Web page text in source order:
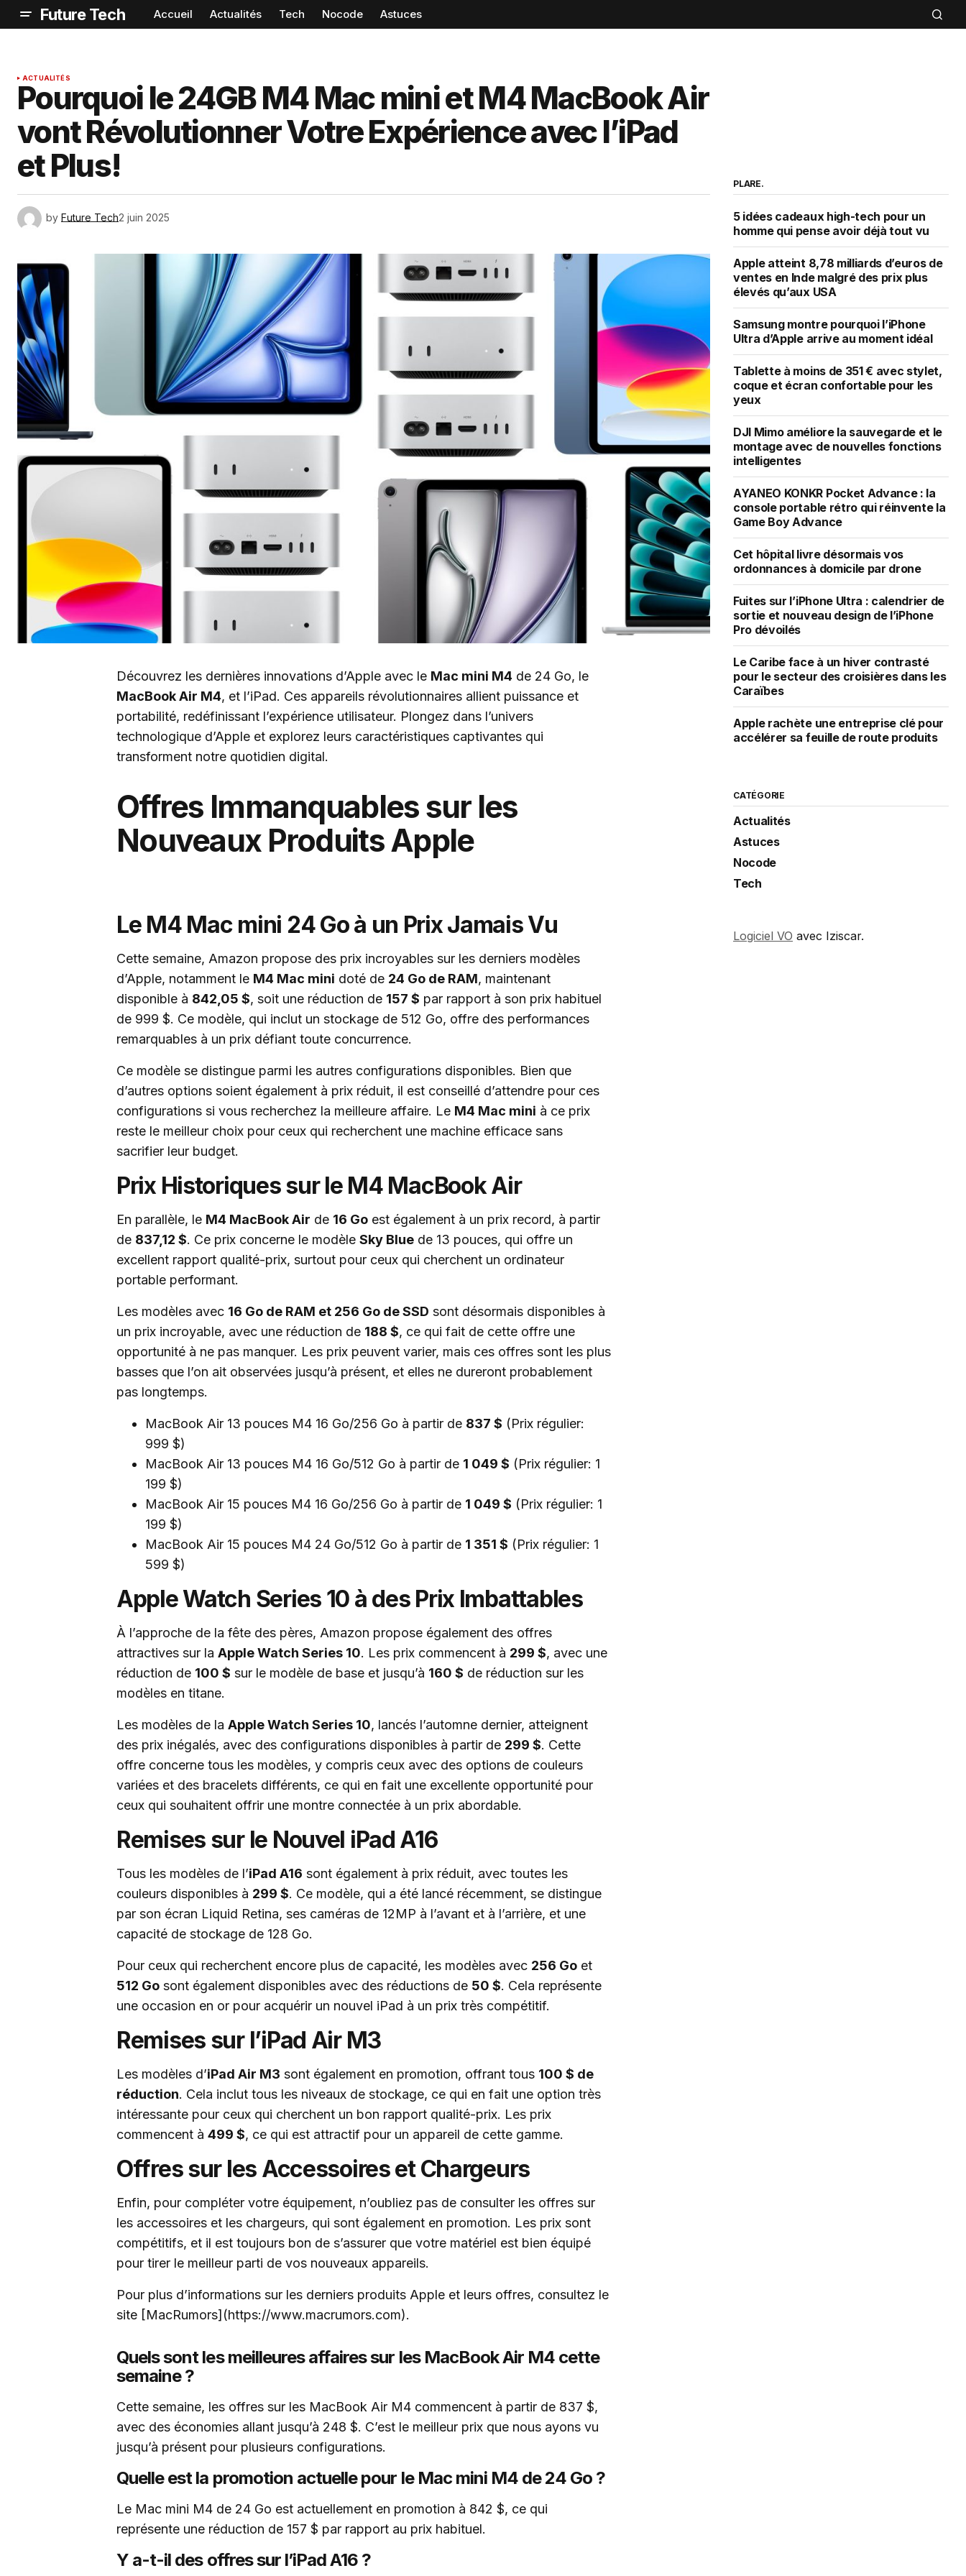
Future Tech Accueil Actualités Tech Nocode Astuces
ACTUALITÉS
Pourquoi le 24GB M4 Mac mini et M4 MacBook Air
vont Révolutionner Votre Expérience avec l’iPad
et Plus!
by Future Tech2 juin 2025
Découvrez les dernières innovations d’Apple avec le Mac mini M4 de 24 Go, le
MacBook Air M4, et l’iPad. Ces appareils révolutionnaires allient puissance et
portabilité, redéfinissant l’expérience utilisateur. Plongez dans l’univers
technologique d’Apple et explorez leurs caractéristiques captivantes qui
transforment notre quotidien digital.
Offres Immanquables sur les
Nouveaux Produits Apple
Le M4 Mac mini 24 Go à un Prix Jamais Vu
Cette semaine, Amazon propose des prix incroyables sur les derniers modèles
d’Apple, notamment le M4 Mac mini doté de 24 Go de RAM, maintenant
disponible à 842,05 $, soit une réduction de 157 $ par rapport à son prix habituel
de 999 $. Ce modèle, qui inclut un stockage de 512 Go, offre des performances
remarquables à un prix défiant toute concurrence.
Ce modèle se distingue parmi les autres configurations disponibles. Bien que
d’autres options soient également à prix réduit, il est conseillé d’attendre pour ces
configurations si vous recherchez la meilleure affaire. Le M4 Mac mini à ce prix
reste le meilleur choix pour ceux qui recherchent une machine efficace sans
sacrifier leur budget.
Prix Historiques sur le M4 MacBook Air
En parallèle, le M4 MacBook Air de 16 Go est également à un prix record, à partir
de 837,12 $. Ce prix concerne le modèle Sky Blue de 13 pouces, qui offre un
excellent rapport qualité-prix, surtout pour ceux qui cherchent un ordinateur
portable performant.
Les modèles avec 16 Go de RAM et 256 Go de SSD sont désormais disponibles à
un prix incroyable, avec une réduction de 188 $, ce qui fait de cette offre une
opportunité à ne pas manquer. Les prix peuvent varier, mais ces offres sont les plus
basses que l’on ait observées jusqu’à présent, et elles ne dureront probablement
pas longtemps.
MacBook Air 13 pouces M4 16 Go/256 Go à partir de 837 $ (Prix régulier:
999 $)
MacBook Air 13 pouces M4 16 Go/512 Go à partir de 1 049 $ (Prix régulier: 1
199 $)
MacBook Air 15 pouces M4 16 Go/256 Go à partir de 1 049 $ (Prix régulier: 1
199 $)
MacBook Air 15 pouces M4 24 Go/512 Go à partir de 1 351 $ (Prix régulier: 1
599 $)
Apple Watch Series 10 à des Prix Imbattables
À l’approche de la fête des pères, Amazon propose également des offres
attractives sur la Apple Watch Series 10. Les prix commencent à 299 $, avec une
réduction de 100 $ sur le modèle de base et jusqu’à 160 $ de réduction sur les
modèles en titane.
Les modèles de la Apple Watch Series 10, lancés l’automne dernier, atteignent
des prix inégalés, avec des configurations disponibles à partir de 299 $. Cette
offre concerne tous les modèles, y compris ceux avec des options de couleurs
variées et des bracelets différents, ce qui en fait une excellente opportunité pour
ceux qui souhaitent offrir une montre connectée à un prix abordable.
Remises sur le Nouvel iPad A16
Tous les modèles de l’iPad A16 sont également à prix réduit, avec toutes les
couleurs disponibles à 299 $. Ce modèle, qui a été lancé récemment, se distingue
par son écran Liquid Retina, ses caméras de 12MP à l’avant et à l’arrière, et une
capacité de stockage de 128 Go.
Pour ceux qui recherchent encore plus de capacité, les modèles avec 256 Go et
512 Go sont également disponibles avec des réductions de 50 $. Cela représente
une occasion en or pour acquérir un nouvel iPad à un prix très compétitif.
Remises sur l’iPad Air M3
Les modèles d’iPad Air M3 sont également en promotion, offrant tous 100 $ de
réduction. Cela inclut tous les niveaux de stockage, ce qui en fait une option très
intéressante pour ceux qui cherchent un bon rapport qualité-prix. Les prix
commencent à 499 $, ce qui est attractif pour un appareil de cette gamme.
Offres sur les Accessoires et Chargeurs
Enfin, pour compléter votre équipement, n’oubliez pas de consulter les offres sur
les accessoires et les chargeurs, qui sont également en promotion. Les prix sont
compétitifs, et il est toujours bon de s’assurer que votre matériel est bien équipé
pour tirer le meilleur parti de vos nouveaux appareils.
Pour plus d’informations sur les derniers produits Apple et leurs offres, consultez le
site [MacRumors](https://www.macrumors.com).
Quels sont les meilleures affaires sur les MacBook Air M4 cette
semaine ?
Cette semaine, les offres sur les MacBook Air M4 commencent à partir de 837 $,
avec des économies allant jusqu’à 248 $. C’est le meilleur prix que nous ayons vu
jusqu’à présent pour plusieurs configurations.
Quelle est la promotion actuelle pour le Mac mini M4 de 24 Go ?
Le Mac mini M4 de 24 Go est actuellement en promotion à 842 $, ce qui
représente une réduction de 157 $ par rapport au prix habituel.
Y a-t-il des offres sur l’iPad A16 ?
PLARE.
5 idées cadeaux high-tech pour un
homme qui pense avoir déjà tout vu
Apple atteint 8,78 milliards d’euros de
ventes en Inde malgré des prix plus
élevés qu’aux USA
Samsung montre pourquoi l’iPhone
Ultra d’Apple arrive au moment idéal
Tablette à moins de 351 € avec stylet,
coque et écran confortable pour les
yeux
DJI Mimo améliore la sauvegarde et le
montage avec de nouvelles fonctions
intelligentes
AYANEO KONKR Pocket Advance : la
console portable rétro qui réinvente la
Game Boy Advance
Cet hôpital livre désormais vos
ordonnances à domicile par drone
Fuites sur l’iPhone Ultra : calendrier de
sortie et nouveau design de l’iPhone
Pro dévoilés
Le Caribe face à un hiver contrasté
pour le secteur des croisières dans les
Caraïbes
Apple rachète une entreprise clé pour
accélérer sa feuille de route produits
CATÉGORIE
Actualités
Astuces
Nocode
Tech
Logiciel VO avec Iziscar.